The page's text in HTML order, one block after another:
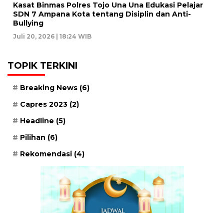
Kasat Binmas Polres Tojo Una Una Edukasi Pelajar
SDN 7 Ampana Kota tentang Disiplin dan Anti-
Bullying
Juli 20, 2026 | 18:24 WIB
TOPIK TERKINI
Breaking News (6)
Capres 2023 (2)
Headline (5)
Pilihan (6)
Rekomendasi (4)